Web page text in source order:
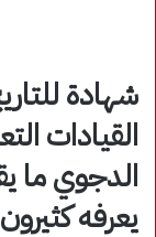
شهادة
القيادات
الدجوي ما
يعرفه كثيرون